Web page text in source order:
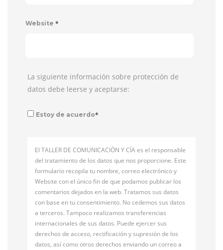
Website *
La siguiente información sobre protección de
datos debe leerse y aceptarse:
Estoy de acuerdo*
El TALLER DE COMUNICACIÓN Y CÍA es el responsable
del tratamiento de los datos que nos proporcione. Este
formulario recopila tu nombre, correo electrónico y
Website con el único fin de que podamos publicar los
comentarios dejados en la web. Tratamos sus datos
con base en tu consentimiento. No cedemos sus datos
a terceros. Tampoco realizamos transferencias
internacionales de sus datos. Puede ejercer sus
derechos de acceso, rectificación y supresión de los
datos, así como otros derechos enviando un correo a